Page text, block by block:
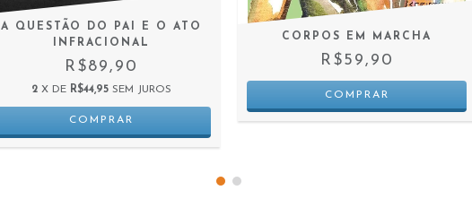
A QUESTÃO DO PAI E O ATO
INFRACIONAL
R$89,90
2 X DE R$44,95 SEM JUROS
CORPOS EM MARCHA
R$59,90